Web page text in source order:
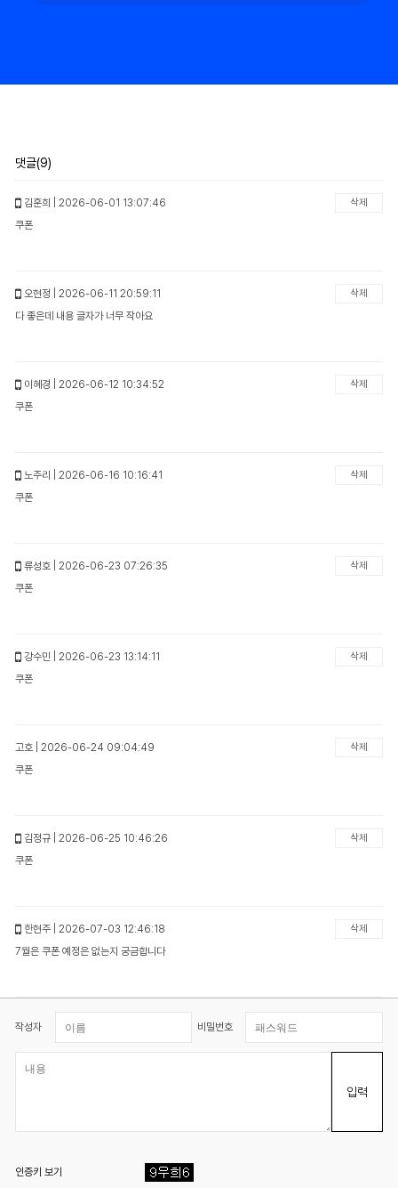
댓글(9)
김훈희 | 2026-06-01 13:07:46 삭제
쿠폰
오현정 | 2026-06-11 20:59:11 삭제
다 좋은데 내용 글자가 너무 작아요
이혜경 | 2026-06-12 10:34:52 삭제
쿠폰
노주리 | 2026-06-16 10:16:41 삭제
쿠폰
류성호 | 2026-06-23 07:26:35 삭제
쿠폰
강수민 | 2026-06-23 13:14:11 삭제
쿠폰
고호 | 2026-06-24 09:04:49 삭제
쿠폰
김정규 | 2026-06-25 10:46:26 삭제
쿠폰
한현주 | 2026-07-03 12:46:18 삭제
7월은 쿠폰 예정은 없는지 궁금합니다
작성자 비밀번호
입력
인증키 보기